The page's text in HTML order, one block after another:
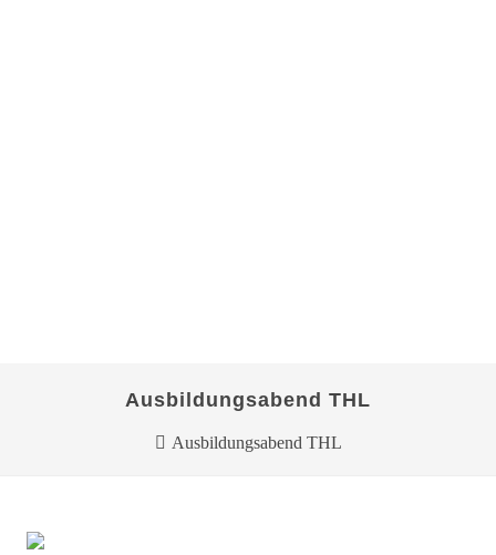
Ausbildungsabend THL
Ausbildungsabend THL